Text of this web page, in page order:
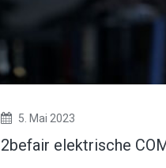
5. Mai 2023
2befair elektrische